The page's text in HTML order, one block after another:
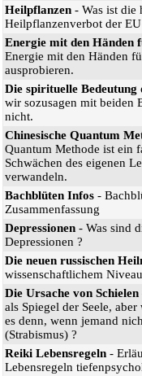
Heilpflanzen - Was ist die
Heilpflanzenverbot der EU
Energie mit den Händen
Energie mit den Händen
ausprobieren.
Die spirituelle Bedeutung
wir sozusagen mit beiden
nicht.
Chinesische Quantum
Quantum Methode ist ein
Schwächen des eigenen
verwandeln.
Bachblüten Infos -
Zusammenfassung
Depressionen - Was sind
Depressionen ?
Die neuen russischen
wissenschaftlichem
Die Ursache von Schielen
als Spiegel der Seele,
es denn, wenn jemand
(Strabismus) ?
Reiki Lebensregeln -
Lebensregeln